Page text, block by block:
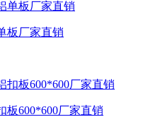
板厂家直销
板600*600厂家直销